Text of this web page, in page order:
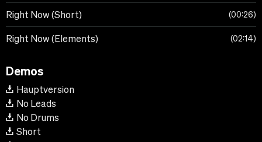
Right Now (Short) 00:26
Right Now (Elements) 02:14
Demos
Hauptversion
No Leads
No Drums
Short